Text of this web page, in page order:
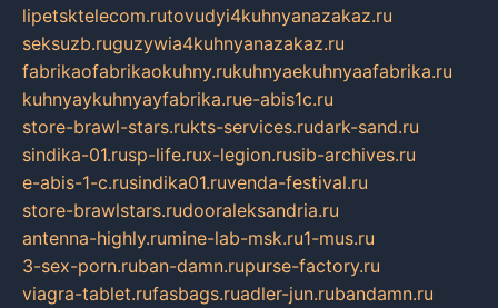
lipetsktelecom.rutovudyi4kuhnyanazakaz.ru
seksuzb.ruguzywia4kuhnyanazakaz.ru
fabrikaofabrikaokuhny.rukuhnyaekuhnyaafabrika.ru
kuhnyaykuhnyayfabrika.rue-abis1c.ru
store-brawl-stars.rukts-services.rudark-sand.ru
sindika-01.rusp-life.rux-legion.rusib-archives.ru
e-abis-1-c.rusindika01.ruvenda-festival.ru
store-brawlstars.rudooraleksandria.ru
antenna-highly.rumine-lab-msk.ru1-mus.ru
3-sex-porn.ruban-damn.rupurse-factory.ru
viagra-tablet.rufasbags.ruadler-jun.rubandamn.ru